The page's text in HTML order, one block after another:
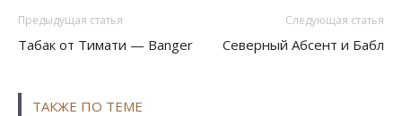
Предыдущая статья
Табак от Тимати — Banger
Следующая статья
Северный Абсент и Бабл
ТАКЖЕ ПО ТЕМЕ